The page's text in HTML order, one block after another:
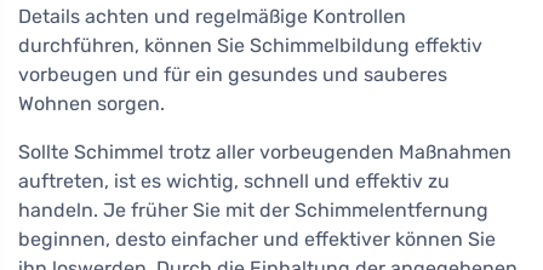
Details achten und regelmäßige Kontrollen
durchführen, können Sie Schimmelbildung effektiv
vorbeugen und für ein gesundes und sauberes
Wohnen sorgen.
Sollte Schimmel trotz aller vorbeugenden Maßnahmen
auftreten, ist es wichtig, schnell und effektiv zu
handeln. Je früher Sie mit der Schimmelentfernung
beginnen, desto einfacher und effektiver können Sie